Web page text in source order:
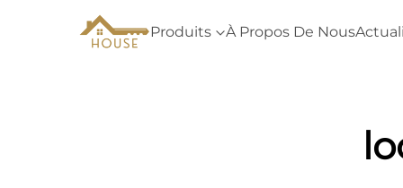
Produits À Propos De Nous